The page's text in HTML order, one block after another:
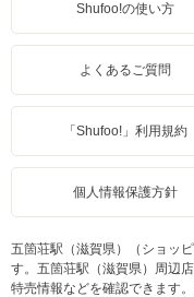
Shufoo!の使い方
よくあるご質問
「Shufoo!」利用規約
個人情報保護方針
五箇荘駅（滋賀県）（ショッ
す。五箇荘駅（滋賀県）周辺
特売情報などを確認できます